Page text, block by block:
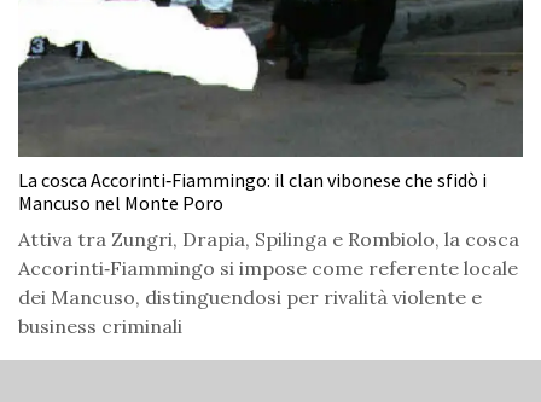
La cosca Accorinti‑Fiammingo: il clan vibonese che sfidò i
Mancuso nel Monte Poro
Attiva tra Zungri, Drapia, Spilinga e Rombiolo, la cosca
Accorinti‑Fiammingo si impose come referente locale
dei Mancuso, distinguendosi per rivalità violente e
business criminali